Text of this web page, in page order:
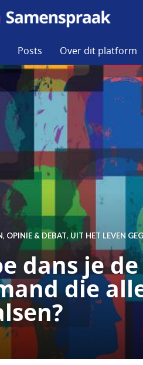
Posts Over dit platform
, OPINIE & DEBAT, UIT HET LEVEN
dans je
die